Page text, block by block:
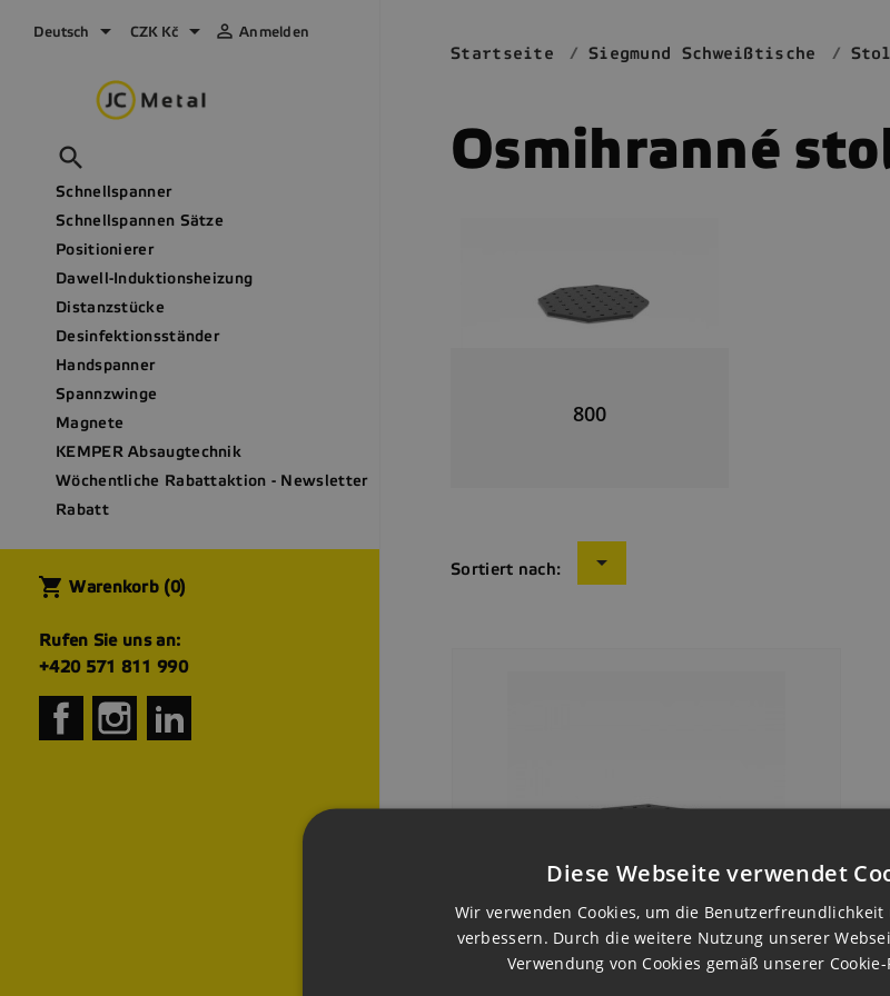
Deutsch  CZK Kč   Anmelden

Schnellspanner
Schnellspannen Sätze
Positionierer
Dawell-Induktionsheizung
Distanzstücke
Desinfektionsständer
Handspanner
Spannzwinge
Magnete
KEMPER Absaugtechnik
Wöchentliche Rabattaktion - Newsletter
Rabatt
shopping_cart Warenkorb (0)
Rufen Sie uns an:
+420 571 811 990
FacebookInstagram
Startseite Siegmund Schweißtische
Osmihranné
800
Sortiert nach: 
Diese Webseite verwendet
Wir verwenden Cookies, um die Benutzerfreundlichkeit
verbessern. Durch die weitere Nutzung unserer
Verwendung von Cookies gemäß unserer